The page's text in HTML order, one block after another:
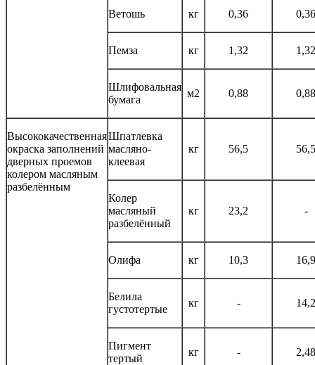
Ветошь кг 0,36 0,36
Пемза кг 1,32 1,32
Шлифовальная
бумага
м2 0,88 0,88
Высококачественная
окраска заполнений
дверных проемов
колером масляным
разбелённым
Шпатлевка
масляно-
клеевая
кг 56,5 56,5
Колер
масляный
разбелённый
кг 23,2 -
Олифа кг 10,3 16,9
Белила
густотертые
кг - 14,2
Пигмент
тертый
кг - 2,48